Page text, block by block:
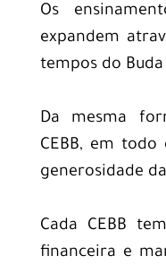
Os
expandem
tempos do
Da mesma
CEBB, em
generosidade
Cada CEBB
financeira e